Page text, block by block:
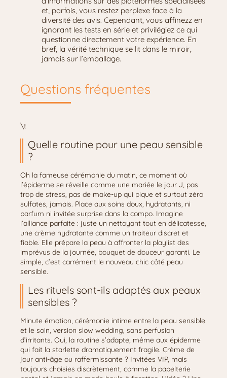
et, parfois, vous restez perplexe face à la
diversité des avis. Cependant, vous affinezz en
ignorant les tests en série et privilégiez ce qui
questionne directement votre expérience. En
bref, la vérité technique se lit dans le miroir,
jamais sur l’emballage.
Questions fréquentes
\t
Quelle routine pour une peau sensible
?
Oh la fameuse cérémonie du matin, ce moment où
l’épiderme se réveille comme une mariée le jour J, pas
trop de stress, pas de make-up qui pique et surtout zéro
sulfates, jamais. Place aux soins doux, hydratants, ni
parfum ni invitée surprise dans la compo. Imagine
l’alliance parfaite : juste un nettoyant tout en délicatesse,
une crème hydratante comme un traiteur discret et
fiable. Elle prépare la peau à affronter la playlist des
imprévus de la journée, bouquet de douceur garanti. Le
simple, c’est carrément le nouveau chic côté peau
sensible.
Les rituels sont-ils adaptés aux peaux
sensibles ?
Minute émotion, cérémonie intime entre la peau sensible
et le soin, version slow wedding, sans perfusion
d’irritants. Oui, la routine s’adapte, même aux épiderme
qui fait la starlette dramatiquement fragile. Crème de
jour anti-âge ou raffermissante ? Invitées VIP, mais
toujours choisies discrètement, comme la papelterie